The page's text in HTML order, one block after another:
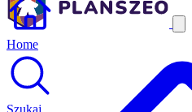
Home
Szukaj